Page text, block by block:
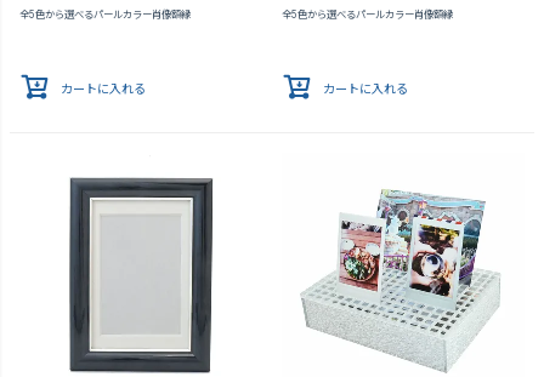
全5色から選べるパールカラー肖像額縁
カートに入れる
全5色から選べるパールカラー肖像額縁
カートに入れる